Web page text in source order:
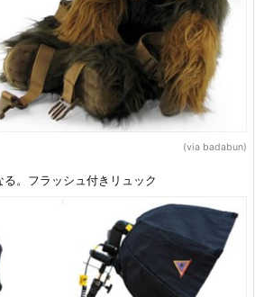
(via badabun)
。フラッシュ付きリュック